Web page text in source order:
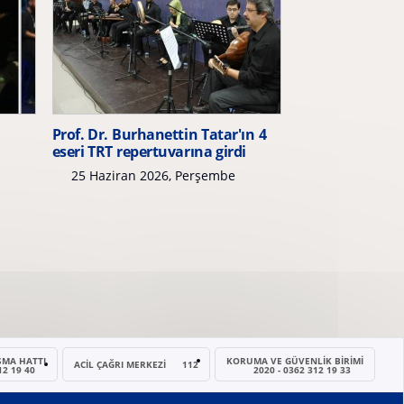
Prof. Dr. Burhanettin Tatar'ın 4
eseri TRT repertuvarına girdi
25 Haziran 2026, Perşembe
KORUMA VE GÜVENLIK BIRIMI
2020 - 0362 312 19 33
ACİL ÇAĞRI MERKEZI 112
HATTI
19 40